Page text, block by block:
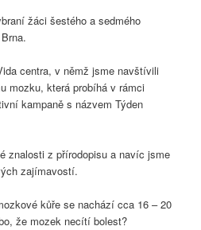
žáci šestého a sedmého
centra, v němž jsme navštívili
mozku, která probíhá v rámci
kampaně s názvem Týden
znalosti z přírodopisu a navíc jsme
zajímavostí.
kůře se nachází cca 16 – 20
že mozek necítí bolest?